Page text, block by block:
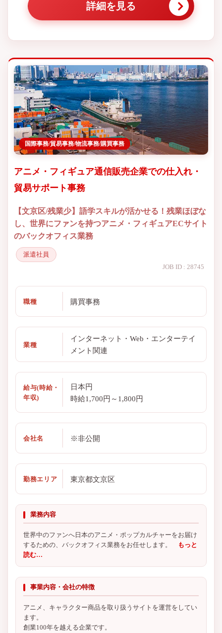
詳細を見る
国際事務/貿易事務/物流事務/購買事務
アニメ・フィギュア通信販売企業での仕入れ・
貿易サポート事務
【文京区/残業少】語学スキルが活かせる！残業ほぼな
し、世界にファンを持つアニメ・フィギュアECサイト
のバックオフィス業務
派遣社員
JOB ID : 28745
職種 購買事務
業種
インターネット・Web・エンターテイ
メント関連
給与(時給・
年収)
日本円
時給1,700円～1,800円
会社名 ※非公開
勤務エリア 東京都文京区
業務内容
世界中のファンへ日本のアニメ・ポップカルチャーをお届け
するための、バックオフィス業務をお任せします。
もっと
読む…
事業内容・会社の特徴
アニメ、キャラクター商品を取り扱うサイトを運営をしてい
ます。
創業100年を越える企業です。